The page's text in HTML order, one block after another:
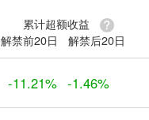
累计超额收益
解禁前20日
解禁后20日
-11.21% -1.46%